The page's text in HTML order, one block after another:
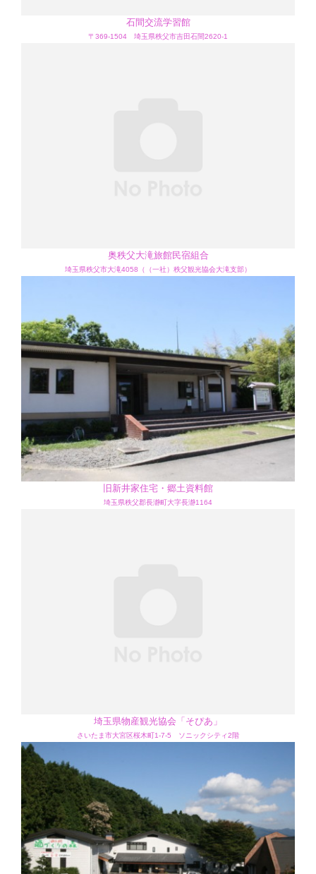
石間交流学習館
〒369-1504 埼玉県秩父市吉田石間2620-1
奥秩父大滝旅館民宿組合
埼玉県秩父市大滝4058（（一社）秩父観光協会大滝支部）
旧新井家住宅・郷土資料館
埼玉県秩父郡長瀞町大字長瀞1164
埼玉県物産観光協会「そぴあ」
さいたま市大宮区桜木町1-7-5 ソニックシティ2階